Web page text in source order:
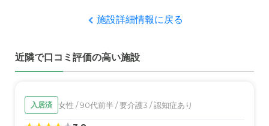
介護手当ての値上げあるが、年金の中で何とか支払えるの
家で面倒を看ると共倒れになると思われたが、これが防げ
たし、お互いストレスが少なくなったと思う。また、毎日
職員・スタッフ・他入居者の雰囲気について
と思います。自分の親であっても、あんなには対応できな
いと思っています。
施設詳細情報に戻る
近隣で口コミ評価の高い施設
入居済 女性 / 90代前半 / 要介護3 / 認知症あり